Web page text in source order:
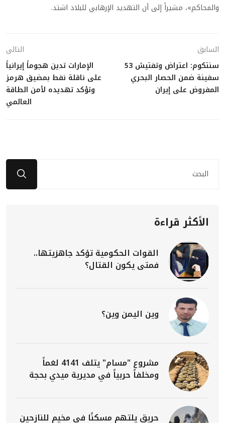
والمحاكم»، مشيراً إلى أن التهديد الإرهابي للبلاد اشتد.
السابق
سنتكوم: اعتراض وتفتيش 53
سفينة ضمن الحصار البحري
المفروض على إيران
التالي
الإمارات تدين هجوماً إيرانياً
على ناقلة نفط بمضيق هرمز
وتؤكد تهديده لأمن الطاقة
العالمي
الأكثر قراءة
القوات الحكومية تؤكد جاهزيتها..
فمتى يكون القتال؟
وين اليمن وين؟
مشروع "مسام" يتلف 4141 لغماً
ومخلفاً حربياً في مديرية ميدي بحجة
حريق يلتهم مسكنًا في مخيم للنازحين